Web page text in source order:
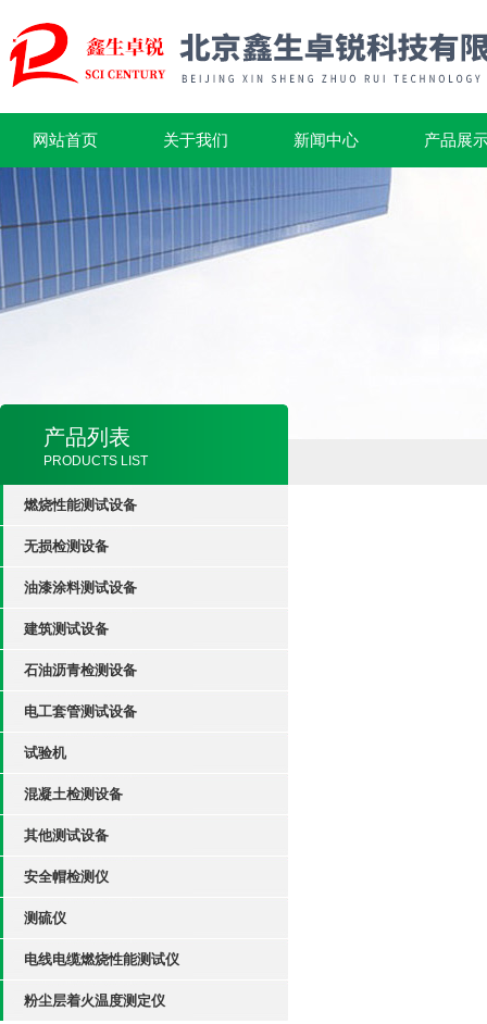
网站首页 关于我们 新闻中心 产品展
产品列表
PRODUCTS LIST
燃烧性能测试设备
无损检测设备
油漆涂料测试设备
建筑测试设备
石油沥青检测设备
电工套管测试设备
试验机
混凝土检测设备
其他测试设备
安全帽检测仪
测硫仪
电线电缆燃烧性能测试仪
粉尘层着火温度测定仪